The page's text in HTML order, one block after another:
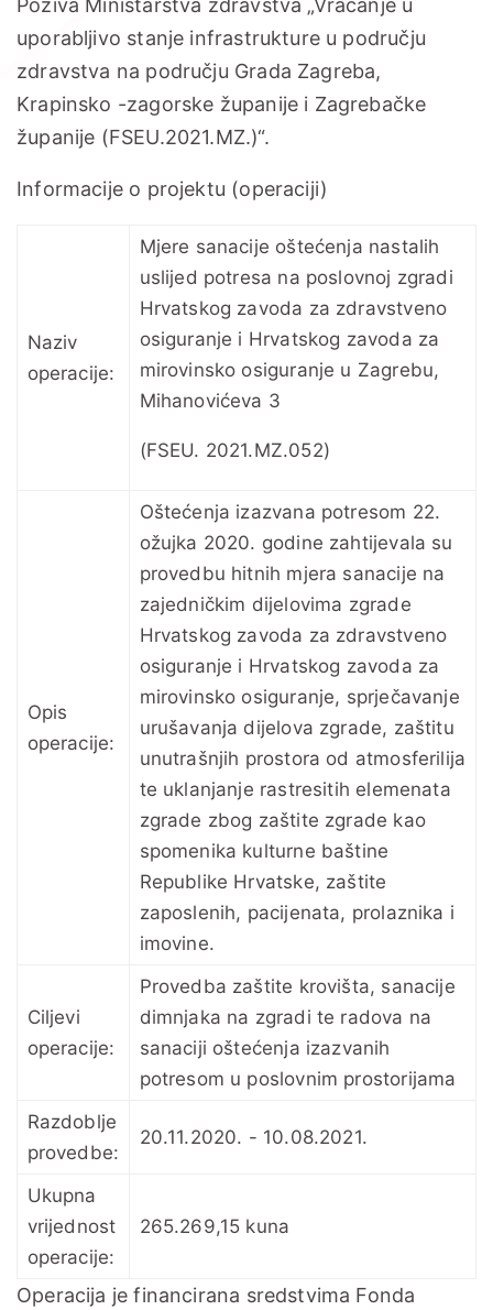
Poziva Ministarstva zdravstva „Vraćanje u
uporabljivo stanje infrastrukture u području
zdravstva na području Grada Zagreba,
Krapinsko -zagorske županije i Zagrebačke
županije (FSEU.2021.MZ.)“.
Informacije o projektu (operaciji)
Naziv
operacije:
Mjere sanacije oštećenja nastalih
uslijed potresa na poslovnoj zgradi
Hrvatskog zavoda za zdravstveno
osiguranje i Hrvatskog zavoda za
mirovinsko osiguranje u Zagrebu,
Mihanovićeva 3
(FSEU. 2021.MZ.052)
Opis
operacije:
Oštećenja izazvana potresom 22.
ožujka 2020. godine zahtijevala su
provedbu hitnih mjera sanacije na
zajedničkim dijelovima zgrade
Hrvatskog zavoda za zdravstveno
osiguranje i Hrvatskog zavoda za
mirovinsko osiguranje, sprječavanje
urušavanja dijelova zgrade, zaštitu
unutrašnjih prostora od atmosferilija
te uklanjanje rastresitih elemenata
zgrade zbog zaštite zgrade kao
spomenika kulturne baštine
Republike Hrvatske, zaštite
zaposlenih, pacijenata, prolaznika i
imovine.
Ciljevi
operacije:
Provedba zaštite krovišta, sanacije
dimnjaka na zgradi te radova na
sanaciji oštećenja izazvanih
potresom u poslovnim prostorijama
Razdoblje
provedbe:
20.11.2020. - 10.08.2021.
Ukupna
vrijednost
operacije:
265.269,15 kuna
Operacija je financirana sredstvima Fonda